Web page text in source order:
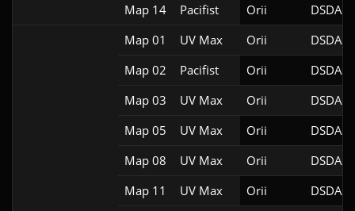
Map 14
Pacifist Orii DSDA-
Map 01 UV Max Orii
DSDA-
Map 02
Pacifist Orii
DSDA-
Map 03
UV Max Orii
DSDA-
Map 05
UV Max Orii
DSDA-
Map 08
UV Max Orii
DSDA-
Map 11
UV Max Orii
DSDA-